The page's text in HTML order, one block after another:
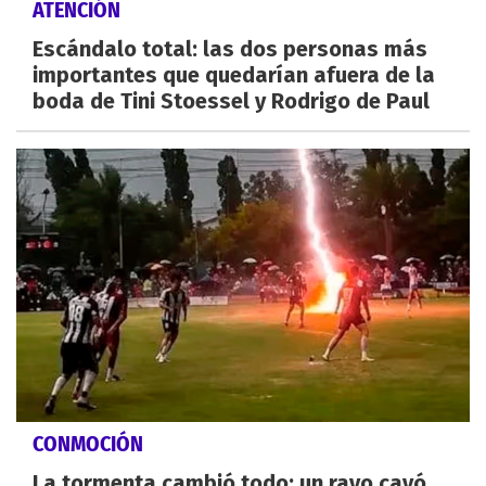
ATENCIÓN
Escándalo total: las dos personas más
importantes que quedarían afuera de la
boda de Tini Stoessel y Rodrigo de Paul
CONMOCIÓN